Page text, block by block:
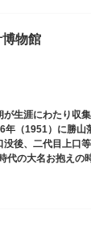
物館
生涯にわたり収
年（1951）に勝山
没後、二代目上口
代の大名お抱えの
。